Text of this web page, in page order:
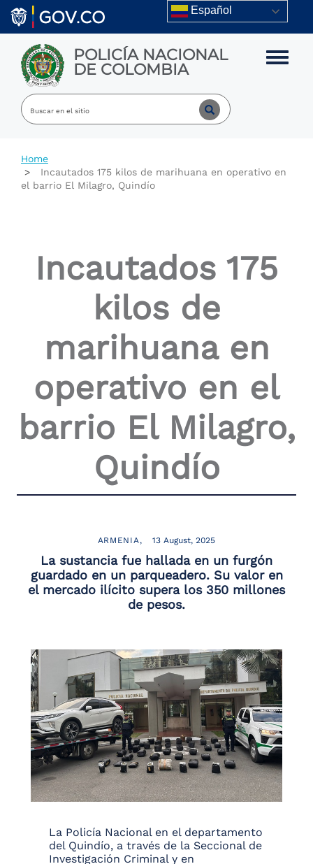
Skip to main content Español
POLICÍA NACIONAL
DE COLOMBIA Toggle
Home
Incautados 175 kilos de marihuana en operativo en
el barrio El Milagro, Quindío
Incautados 175
kilos de
marihuana en
operativo en el
barrio El Milagro,
Quindío
ARMENIA 13 August, 2025
La sustancia fue hallada en un furgón
guardado en un parqueadero. Su valor en
el mercado ilícito supera los 350 millones
de pesos.
La Policía Nacional en el departamento
del Quindío, a través de la Seccional de
Investigación Criminal y en